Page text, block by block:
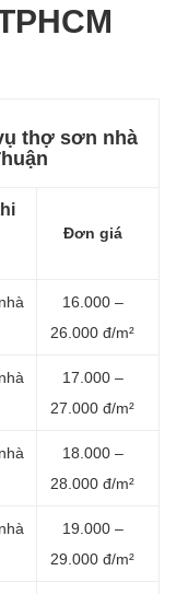
thợ sơn nhà
Đơn giá
16.000 –
26.000 đ/m²
17.000 –
27.000 đ/m²
18.000 –
28.000 đ/m²
19.000 –
29.000 đ/m²